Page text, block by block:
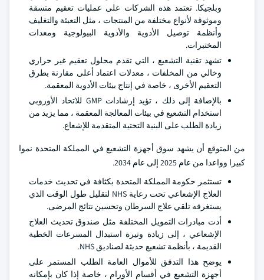
وبلجيكا. تعتمد هذه الشركات على عمليات تعقيم متسقة
وموثوقة لأنواع مختلفة من المنتجات ، مثل التعبئة والتغليف
وأنظمة توصيل الأدوية والأدوية البيولوجية ومعدات
المختبرات.
تشهد تقنية التشعيع ، التي تقدم محلول تعقيم غير حراري
وخالي من المخلفات ، معدلات اعتماد أعلى مقارنة بطرق
التعقيم الأخرى ، خاصة في إنتاج بيئات الأدوية المعقمة.
بالإضافة إلى ذلك ، تؤيد إرشادات GMP للاتحاد الأوروبي
استخدام التشعيع في بيئات المعالجة المعقمة ، مما يزيد من
زيادة الطلب على البنية التحتية المتقدمة للإشعاع.
من المتوقع أن يشهد سوق أجهزة التشعيع في المملكة المتحدة نموا
كبيرا وواعدا من عام 2025 إلى عام 2034.
تستثمر حكومة المملكة المتحدة بكثافة في تحديث خدمات
العلاج الإشعاعي تحت رعاية NHS لتقليل طول الوقت الذي
يستغرقه تلقي علاج السرطان وتحسين نتائج المرضى.
أدت مبادرات التمويل المختلفة مثل صندوق تحديث العلاج
الإشعاعي ، إلى زيادة وتيرة استبدال المسرعات الخطية
القديمة ، بأنظمة تشعيع حديثة لصناديق NHS.
يوضح هذا التدفق للأموال العامة الطلب المستمر على
أجهزة التشعيع في أقسام الأورام ، خاصة إذا كان بإمكانه